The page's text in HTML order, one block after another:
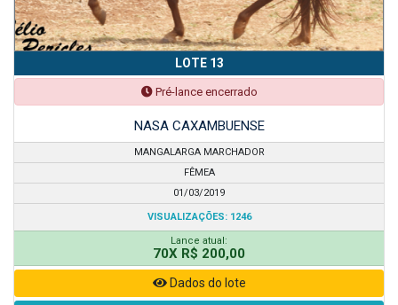
LOTE 13
Pré-lance encerrado
NASA CAXAMBUENSE
MANGALARGA MARCHADOR
FÊMEA
01/03/2019
VISUALIZAÇÕES: 1246
Lance atual:
70X R$ 200,00
Dados do lote